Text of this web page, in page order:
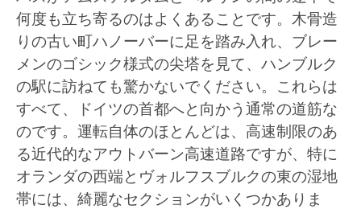
何度も立ち寄るのはよくあることです。木骨造
りの古い町ハノーバーに足を踏み入れ、ブレー
メンのゴシック様式の尖塔を見て、ハンブルク
の駅に訪ねても驚かないでください。これらは
すべて、ドイツの首都へと向かう通常の道筋な
のです。運転自体のほとんどは、高速制限のあ
る近代的なアウトバーン高速道路ですが、特に
オランダの西端とヴォルフスブルクの東の湿地
帯には、綺麗なセクションがいくつかありま